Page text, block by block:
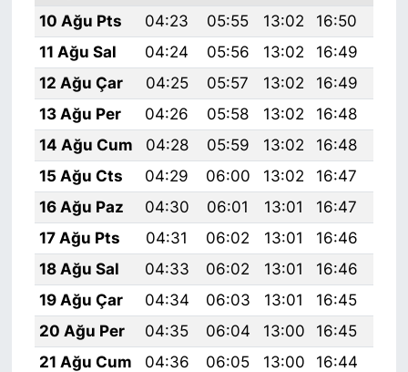
10 Ağu Pts
04:23 05:55 13:02 16:50
11 Ağu Sal
04:24 05:56 13:02 16:49
12 Ağu Çar
04:25 05:57 13:02 16:49
13 Ağu Per
04:26 05:58 13:02 16:48
14 Ağu Cum
04:28 05:59 13:02 16:48
15 Ağu Cts
04:29 06:00 13:02 16:47
16 Ağu Paz
04:30 06:01 13:01 16:47
17 Ağu Pts
04:31 06:02 13:01 16:46
18 Ağu Sal
04:33 06:02 13:01 16:46
19 Ağu Çar
04:34 06:03 13:01 16:45
20 Ağu Per
04:35 06:04 13:00 16:45
21 Ağu Cum
04:36 06:05 13:00 16:44